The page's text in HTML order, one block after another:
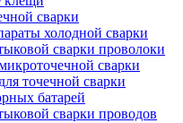
сварки
холодной сварки
сварки проволоки
сварки
точечной сварки
батарей
сварки проводов